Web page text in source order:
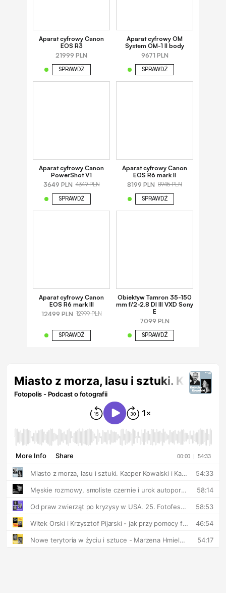
Aparat cyfrowy Canon
EOS R3
21999 PLN
SPRAWDŹ
Aparat cyfrowy OM
System OM-1 II body
9671 PLN
SPRAWDŹ
Aparat cyfrowy Canon
PowerShot V1
3649 PLN 4349 PLN
SPRAWDŹ
Aparat cyfrowy Canon
EOS R6 mark II
8199 PLN 8945 PLN
SPRAWDŹ
Aparat cyfrowy Canon
EOS R6 mark III
12499 PLN 12999 PLN
SPRAWDŹ
Obiektyw Tamron 35-150
mm f/2-2.8 DI III VXD Sony
E
7099 PLN
SPRAWDŹ